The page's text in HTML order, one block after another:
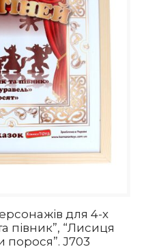
для 4-х
півник”, “Лисиця
порося”. J703